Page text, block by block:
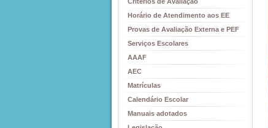
Horário de Atendimento aos EE
Provas de Avaliação Externa e PEF
Serviços Escolares
AAAF
AEC
Matrículas
Calendário Escolar
Manuais adotados